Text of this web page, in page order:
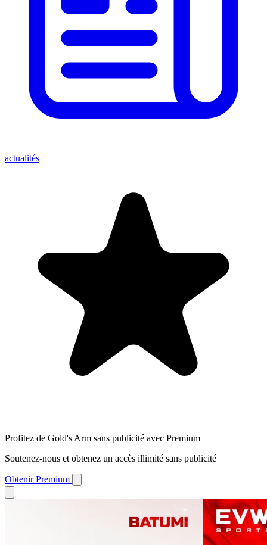
actualités
Profitez de Gold's Arm sans publicité avec Premium
Soutenez-nous et obtenez un accès illimité sans publicité
Obtenir Premium